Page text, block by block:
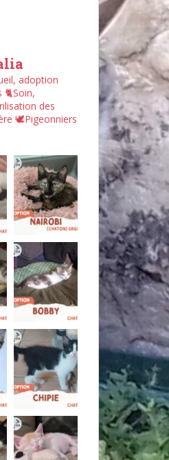
adoption
🐈Soin,
des
🕊︎Pigeonniers